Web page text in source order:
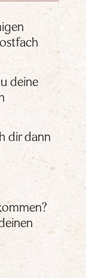
deine
dir dann